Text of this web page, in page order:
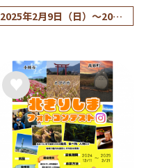
2025年2月9日（日）～2025